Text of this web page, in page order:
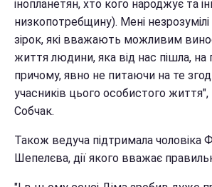
інопланетян, хто кого народжує та
низкопотребщину). Мені
зірок, які вважають можливим
життя людини, яка від нас пішла, на
причому, явно не питаючи на те
учасників цього особистого життя",
Собчак.
Також ведуча підтримала чоловіка
Шепелєва, дії якого вважає